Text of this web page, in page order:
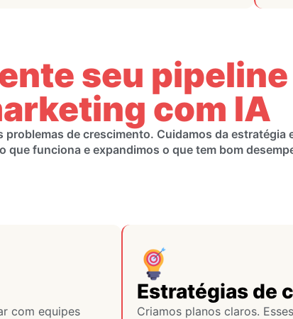
seu
com IA
problemas de crescimento. Cuidamos da estratégia
que funciona e expandimos o que tem bom
com equipes
Estratégias de
Criamos planos claros.